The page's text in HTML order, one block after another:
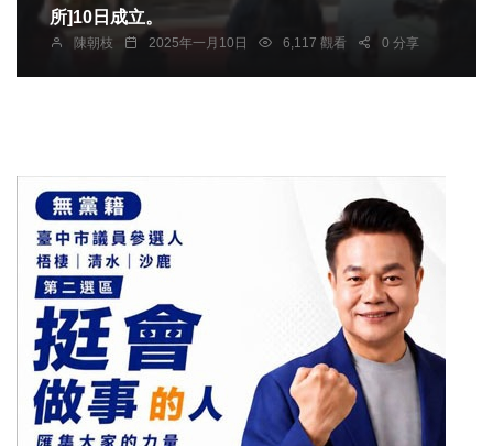
所]10日成立。
陳朝枝 2025年一月10日 6,117 觀看 0 分享